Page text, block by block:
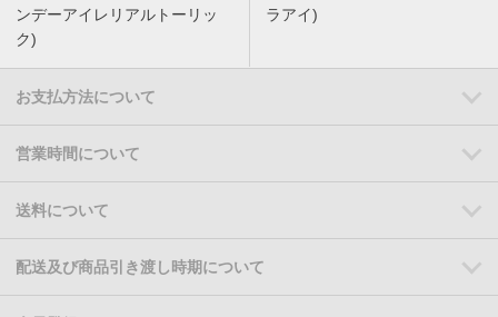
ンデーアイレリアルトーリッ
ク)
ラアイ)
お支払方法について
営業時間について
送料について
配送及び商品引き渡し時期について